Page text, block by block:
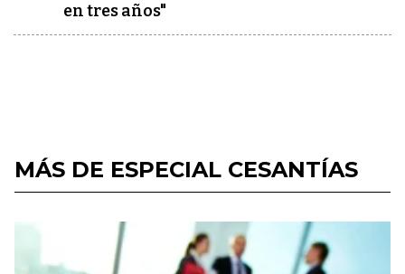
en tres años"
MÁS DE ESPECIAL CESANTÍAS